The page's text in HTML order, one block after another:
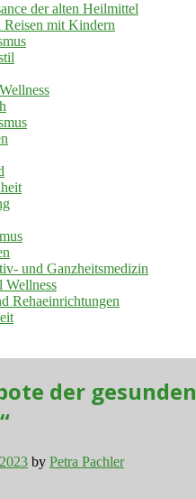
der alten Heilmittel
Reisen mit Kindern
und Ganzheitsmedizin
Wellness
Rehaeinrichtungen
der gesunden
by Petra Pachler